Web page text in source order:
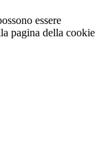
essere
pagina della cookie